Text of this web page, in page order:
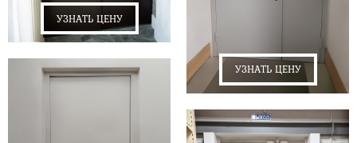
УЗНАТЬ ЦЕНУ
УЗНАТЬ ЦЕНУ